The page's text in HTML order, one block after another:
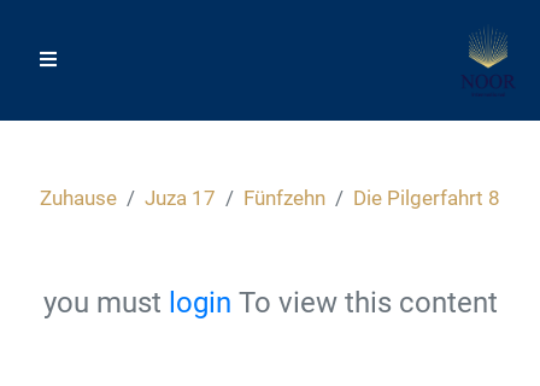
Zuhause Juza 17 Fünfzehn Die Pilgerfahrt 8
you must login To view this content